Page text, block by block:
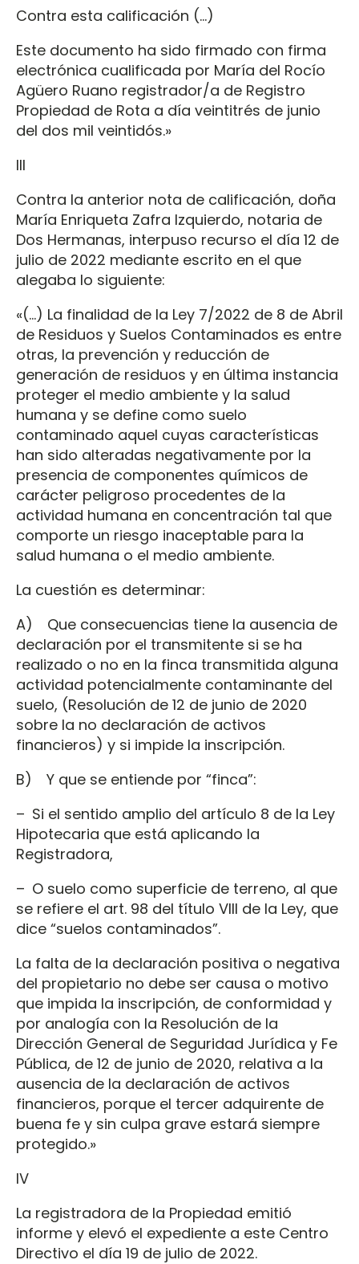
Contra esta calificación (…)
Este documento ha sido firmado con firma
electrónica cualificada por María del Rocío
Agüero Ruano registrador/a de Registro
Propiedad de Rota a día veintitrés de junio
del dos mil veintidós.»
III
Contra la anterior nota de calificación, doña
María Enriqueta Zafra Izquierdo, notaria de
Dos Hermanas, interpuso recurso el día 12 de
julio de 2022 mediante escrito en el que
alegaba lo siguiente:
«(…) La finalidad de la Ley 7/2022 de 8 de Abril
de Residuos y Suelos Contaminados es entre
otras, la prevención y reducción de
generación de residuos y en última instancia
proteger el medio ambiente y la salud
humana y se define como suelo
contaminado aquel cuyas características
han sido alteradas negativamente por la
presencia de componentes químicos de
carácter peligroso procedentes de la
actividad humana en concentración tal que
comporte un riesgo inaceptable para la
salud humana o el medio ambiente.
La cuestión es determinar:
A) Que consecuencias tiene la ausencia de
declaración por el transmitente si se ha
realizado o no en la finca transmitida alguna
actividad potencialmente contaminante del
suelo, (Resolución de 12 de junio de 2020
sobre la no declaración de activos
financieros) y si impide la inscripción.
B) Y que se entiende por “finca”:
– Si el sentido amplio del artículo 8 de la Ley
Hipotecaria que está aplicando la
Registradora,
– O suelo como superficie de terreno, al que
se refiere el art. 98 del título VIII de la Ley, que
dice “suelos contaminados”.
La falta de la declaración positiva o negativa
del propietario no debe ser causa o motivo
que impida la inscripción, de conformidad y
por analogía con la Resolución de la
Dirección General de Seguridad Jurídica y Fe
Pública, de 12 de junio de 2020, relativa a la
ausencia de la declaración de activos
financieros, porque el tercer adquirente de
buena fe y sin culpa grave estará siempre
protegido.»
IV
La registradora de la Propiedad emitió
informe y elevó el expediente a este Centro
Directivo el día 19 de julio de 2022.